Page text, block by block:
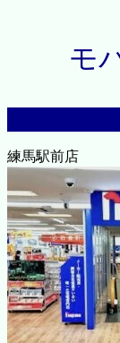
モ
練馬駅前店